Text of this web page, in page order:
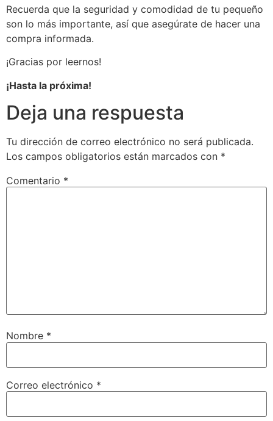
Recuerda que la seguridad y comodidad de tu pequeño
son lo más importante, así que asegúrate de hacer una
compra informada.
¡Gracias por leernos!
¡Hasta la próxima!
Deja una respuesta
Tu dirección de correo electrónico no será publicada.
Los campos obligatorios están marcados con *
Comentario *
Nombre *
Correo electrónico *